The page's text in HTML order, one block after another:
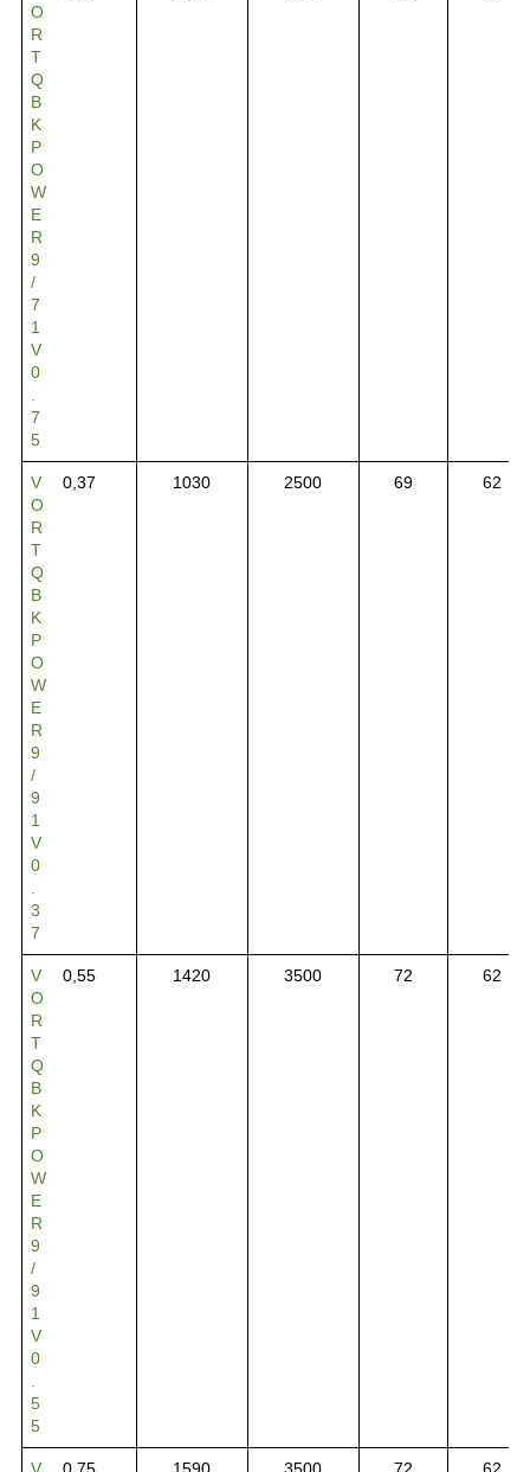
O
R
T
Q
B
K
P
O
W
E
R
9
/
7
1
V
0
7
5
V
O
R
T
Q
B
K
P
O
W
E
R
9
/
9
1
V
0
3
7
0,37 1030 2500 69 62
V
O
R
T
Q
B
K
P
O
W
E
R
9
/
9
1
V
0
5
5
0,55 1420 3500 72 62
V 0,75 1590 3500 72 62